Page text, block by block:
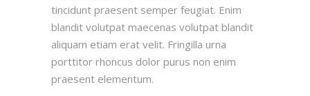
tincidunt praesent semper feugiat. Enim
blandit volutpat maecenas volutpat blandit
aliquam etiam erat velit. Fringilla urna
porttitor rhoncus dolor purus non enim
praesent elementum.